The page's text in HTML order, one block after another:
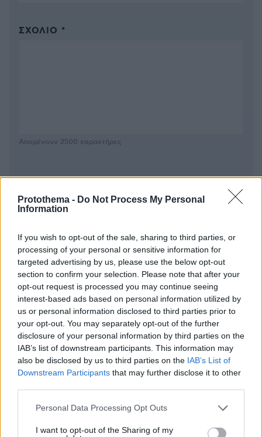
Protothema - Do Not Process My Personal
Information
If you wish to opt-out of the sale, sharing to third parties, or
processing of your personal or sensitive information for
targeted advertising by us, please use the below opt-out
section to confirm your selection. Please note that after your
opt-out request is processed you may continue seeing
interest-based ads based on personal information utilized by
us or personal information disclosed to third parties prior to
your opt-out. You may separately opt-out of the further
disclosure of your personal information by third parties on the
IAB’s list of downstream participants. This information may
also be disclosed by us to third parties on the IAB’s List of
Downstream Participants that may further disclose it to other
Please note that this website/app uses one or more Google
not limited to your visit or usage behaviour. You may click to
Personal Data Processing Opt Outs
I want to opt-out of the Sharing of my
ΣΧΌΛΙΟ *
Απομένουν 2500 χαρακτήρες
* Υποχρεωτικά πεδία
ΡΟΗ ΕΙΔΗΣΕΩΝ
Ειδήσεις Δημοφιλή Σχολιασμένα
Πολύ υψηλός κίνδυνος πυρκαγιάς σήμερα σε Κρήτη και
Βόρειο Αιγαίο, ποιες περιοχές είναι στο «πορτοκαλί»
«βοήθεια» 1 δισ. δολαρίων για την ασφάλεια
πριν 42 λεπτά